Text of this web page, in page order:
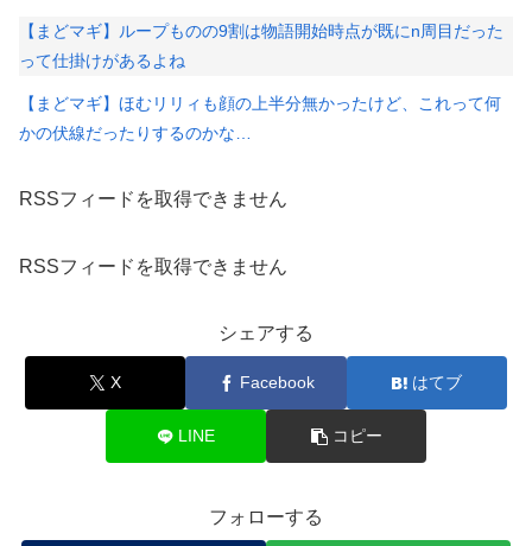
【まどマギ】ループものの9割は物語開始時点が既にn周目だった
って仕掛けがあるよね
【まどマギ】ほむリリィも顔の上半分無かったけど、これって何
かの伏線だったりするのかな…
RSSフィードを取得できません
RSSフィードを取得できません
シェアする
X Facebook はてブ
LINE コピー
フォローする